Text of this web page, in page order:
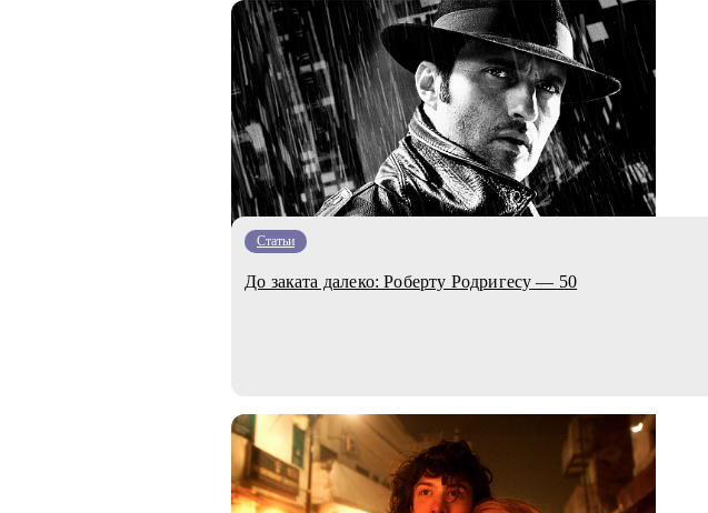
Статьи
До заката далеко: Роберту Родригесу — 50